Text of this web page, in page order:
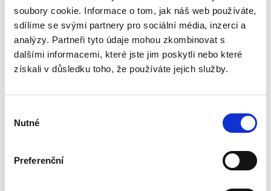
soubory cookie. Informace o tom, jak náš web používáte,
sdílíme se svými partnery pro sociální média, inzerci a
analýzy. Partneři tyto údaje mohou zkombinovat s
dalšími informacemi, které jste jim poskytli nebo které
získali v důsledku toho, že používáte jejich služby.
souhlasu
Nutné
Preferenční
problematiku veřejné podpory, které je, přes
její zásadní význam pro právní i ekonomickou
praxi, věnována v české odborné literatuře jen
zcela okrajová...
způsobené